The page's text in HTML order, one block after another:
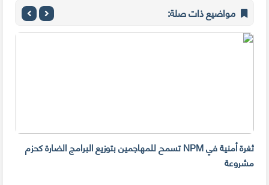
مواضيع ذات صلة:
ثغرة أمنية في NPM تسمح للمهاجمين بتوزيع البرامج الضارة كحزم
مشروعة